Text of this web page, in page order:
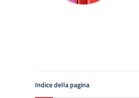
Indice della pagina